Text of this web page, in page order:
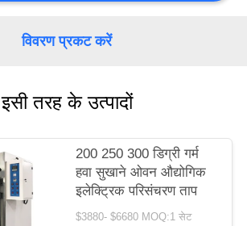
विवरण प्रकट करें
इसी तरह के उत्पादों
200 250 300 डिग्री गर्म
हवा सुखाने ओवन औद्योगिक
इलेक्ट्रिक परिसंचरण ताप
$3880- $6680 MOQ:1 सेट